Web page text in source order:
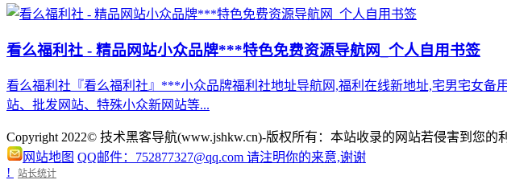
看么福利社 - 精品网站小众品牌***特色免费资源导航网_个人自用书签
看么福利社『看么福利社』***小众品牌福利社地址导航网,福利在线新地址,宅男宅女
站、批发网站、特殊小众新网站等...
Copyright 2022© 技术黑客导航(www.jshkw.cn)-版权所有：本站收录的网站若侵害到您的
网站地图 QQ邮件：752877327@qq.com 请注明你的来意,谢谢
!
站长统计